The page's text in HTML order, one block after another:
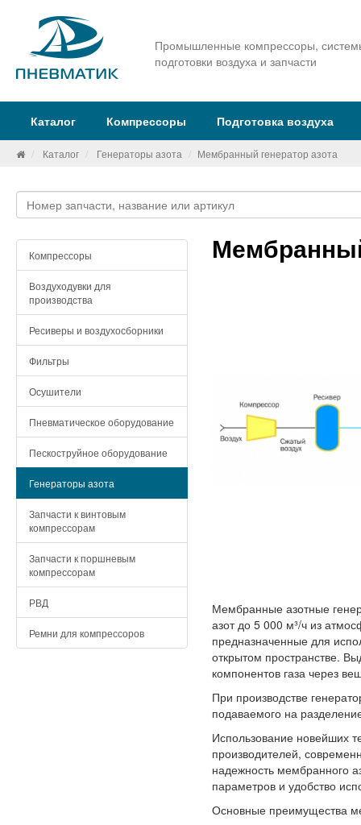
Промышленные компрессоры,
подготовки воздуха и запчасти
Каталог Компрессоры Подготовка воздуха
Каталог Генераторы азота Мембранный генератор азота
Компрессоры
Воздуходувки для
производства
Ресиверы и воздухосборники
Фильтры
Осушители
Пневматическое оборудование
Пескоструйное оборудование
Генераторы азота
Запчасти к винтовым
компрессорам
Запчасти к поршневым
компрессорам
РВД
Ремни для компрессоров
Мембранные азотные
азот до 5 000 м³/ч из
предназначенные для
открытом пространстве.
компонентов газа через
При производстве
подаваемого на
Использование новейших
производителей,
надежность мембранного
параметров и удобство
Основные преимущества